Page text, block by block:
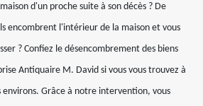
d'un proche suite à son décès ? De
encombrent l'intérieur de la maison et vous
? Confiez le désencombrement des biens
Antiquaire M. David si vous vous trouvez à
environs. Grâce à notre intervention, vous